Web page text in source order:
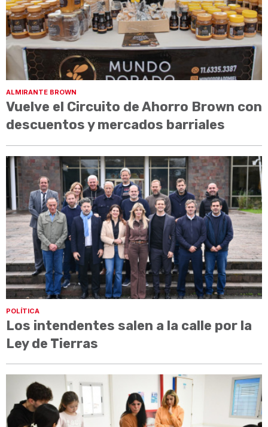
ALMIRANTE BROWN
Vuelve el Circuito de Ahorro Brown con
descuentos y mercados barriales
POLÍTICA
Los intendentes salen a la calle por la
Ley de Tierras